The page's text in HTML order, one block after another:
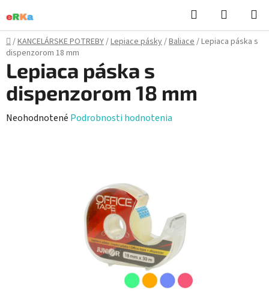
na
obsah
Hľadať
KOŠÍK
Domov
/KANCELÁRSKE POTREBY/Lepiace pásky/Baliace/Lepiaca páska s
dispenzorom 18 mm
Lepiaca páska s
dispenzorom 18 mm
Priemerné
Neohodnotené Podrobnosti hodnotenia